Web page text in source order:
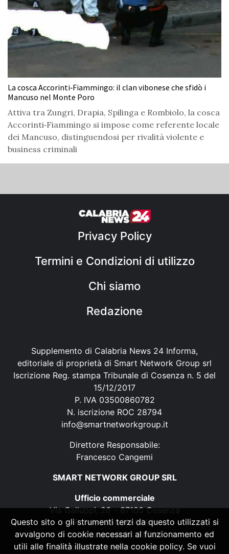
La cosca Accorinti‑Fiammingo: il clan vibonese che sfidò i
Mancuso nel Monte Poro
Attiva tra Zungri, Drapia, Spilinga e Rombiolo, la cosca
Accorinti‑Fiammingo si impose come referente locale
dei Mancuso, distinguendosi per rivalità violente e
business criminali
Privacy Policy
Termini e Condizioni di utilizzo
Chi siamo
Redazione
Supplemento di Calabria News 24 Informa,
editoriale di proprietà di Smart Network Group srl
Iscrizione Reg. stampa Tribunale di Cosenza n. 5 del
15/12/2017
P. IVA 03500860782
N. iscrizione ROC 28794
info@smartnetworkgroup.it
Direttore Responsabile:
Francesco Cangemi
SMART NETWORK GROUP SRL
Ufficio commerciale
Via Galluppi, 26 – 87100 Cosenza
P. IVA 03500860782
N. iscrizione ROC 28794
info@smartnetworkgroup.it
Questo sito o gli strumenti terzi da questo utilizzati si
avvalgono di cookie necessari al funzionamento ed
utili alle finalità illustrate nella cookie policy. Se vuoi